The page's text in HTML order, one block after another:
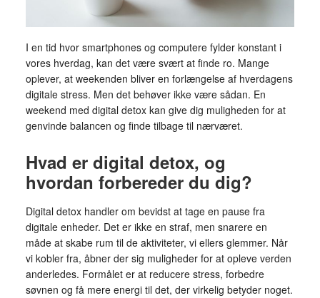
I en tid hvor smartphones og computere fylder konstant i
vores hverdag, kan det være svært at finde ro. Mange
oplever, at weekenden bliver en forlængelse af hverdagens
digitale stress. Men det behøver ikke være sådan. En
weekend med digital detox kan give dig muligheden for at
genvinde balancen og finde tilbage til nærværet.
Hvad er digital detox, og
hvordan forbereder du dig?
Digital detox handler om bevidst at tage en pause fra
digitale enheder. Det er ikke en straf, men snarere en
måde at skabe rum til de aktiviteter, vi ellers glemmer. Når
vi kobler fra, åbner der sig muligheder for at opleve verden
anderledes. Formålet er at reducere stress, forbedre
søvnen og få mere energi til det, der virkelig betyder noget.